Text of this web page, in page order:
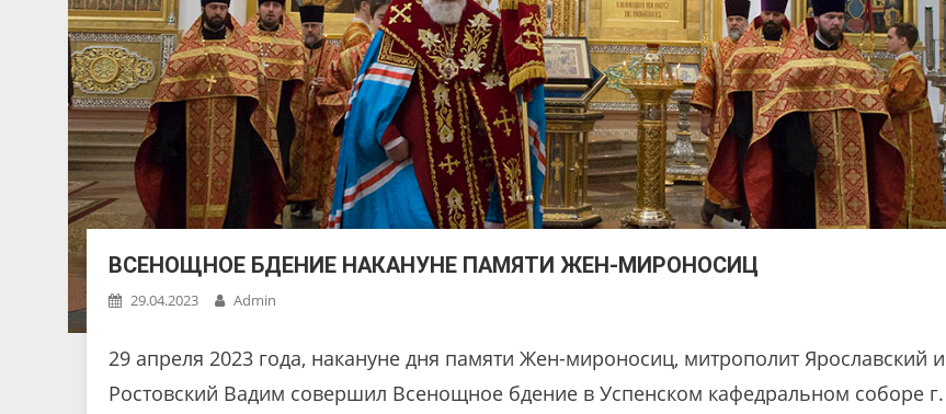
ВСЕНОЩНОЕ БДЕНИЕ НАКАНУНЕ ПАМЯТИ ЖЕН-МИРОНОСИЦ
29.04.2023 Admin
29 апреля 2023 года, накануне дня памяти Жен-мироносиц, митрополит Ярославский и
Ростовский Вадим совершил Всенощное бдение в Успенском кафедральном соборе г.